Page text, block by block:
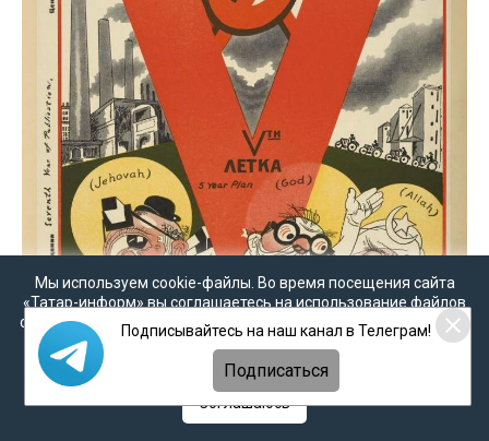
Мы используем cookie-файлы. Во время посещения сайта
«Татар-информ» вы соглашаетесь на использование файлов
cookie в соответствии с настоящим уведомлением, согласием
наобработку персональных данных,Политикой о
персональных данных
Политикой конфиденциальности
Соглашаюсь
Подписывайтесь на наш канал в Телеграм!
Подписаться